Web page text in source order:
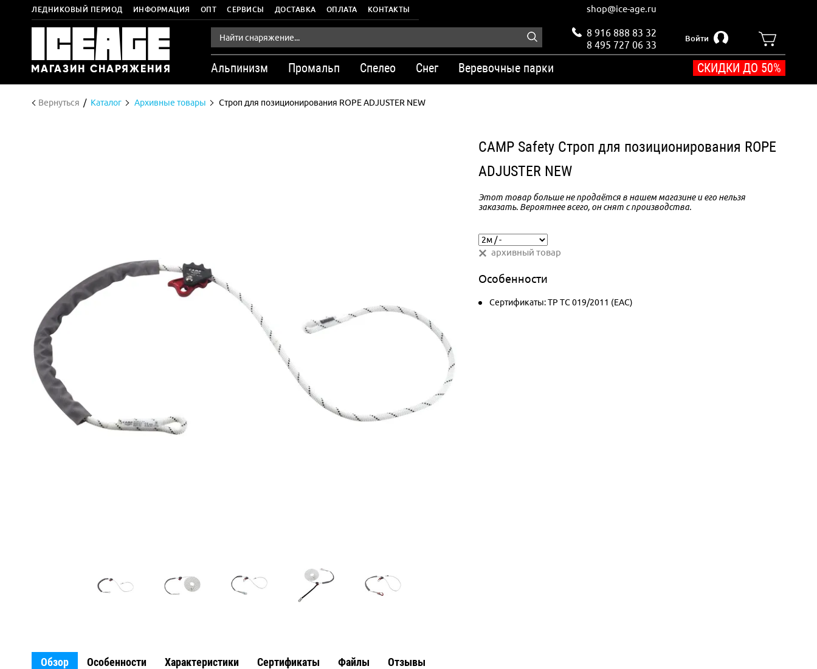
ЛЕДНИКОВЫЙ ПЕРИОД ИНФОРМАЦИЯ ОПТ СЕРВИСЫ ДОСТАВКА ОПЛАТА КОНТАКТЫ shop@ice-age.ru
8 916 888 83 32
8 495 727 06 33
Войти
Альпинизм Промальп Спелео Снег Веревочные парки СКИДКИ ДО 50%
Вернуться Каталог Архивные товары Строп для позиционирования ROPE ADJUSTER NEW
CAMP Safety Строп для позиционирования ROPE
ADJUSTER NEW
Этот товар больше не продаётся в нашем магазине и его нельзя
заказать. Вероятнее всего, он снят с производства.
архивный товар
Особенности
Сертификаты: ТР ТС 019/2011 (ЕАС)
Обзор Особенности Характеристики Сертификаты Файлы Отзывы